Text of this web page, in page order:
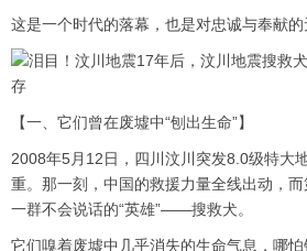
这是一个时代的落幕，也是对忠诚与奉献的
【一、它们曾在废墟中“刨出生命”】
2008年5月12日，四川汶川突发8.0级特大
重。那一刻，中国的救援力量全线出动，
一群不会说话的“英雄”——搜救犬。
它们嗅着废墟中几乎消失的生命气息，哪